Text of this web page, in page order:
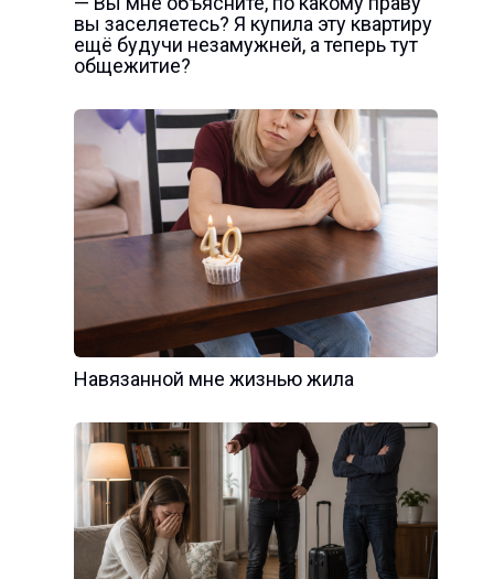
вы заселяетесь? Я купила эту квартиру
ещё будучи незамужней, а теперь тут
общежитие?
Навязанной мне жизнью жила